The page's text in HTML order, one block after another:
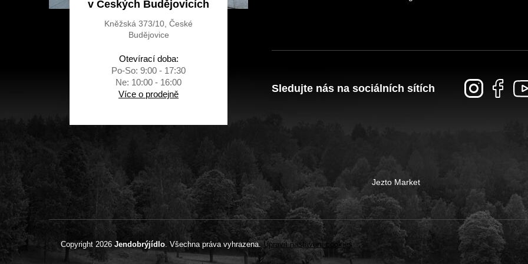
v Českých Budějovicích
Kněžská 373/10, České
Budějovice
Otevírací doba:
Po-So: 9:00 - 17:30
Ne: 10:00 - 16:00
Více o prodejně
Sledujte nás na sociálních sítích
Jezto Market
Copyright 2026 Jendobrýjídlo . Všechna práva vyhrazena. Upravit nastavení cookies